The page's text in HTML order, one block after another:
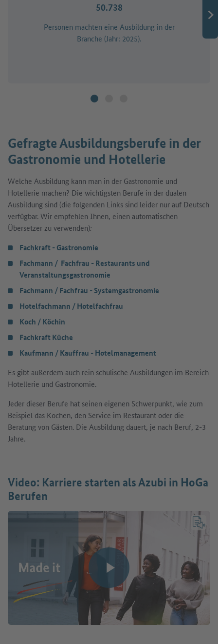
50.738
Personen machten eine Ausbildung in der
Branche (Jahr: 2025).
Gefragte Ausbildungsberufe in der
Gastronomie und Hotellerie
Welche Ausbildung kann man in der Gastronomie und
Hotellerie machen? Die wichtigsten Berufe in der dualen
Ausbildung sind (die folgenden Links sind leider nur auf Deutsch
verfügbar. Wir empfehlen Ihnen, einen automatischen
Übersetzer zu verwenden):
Fachkraft - Gastronomie
Fachmann / Fachfrau - Restaurants und
Veranstaltungsgastronomie
Fachmann / Fachfrau - Systemgastronomie
Hotelfachmann / Hotelfachfrau
Koch / Köchin
Fachkraft Küche
Kaufmann / Kauffrau - Hotelmanagement
Es gibt außerdem auch rein schulische Ausbildungen im Bereich
Hotellerie und Gastronomie.
Jeder dieser Berufe hat seinen eigenen Schwerpunkt, wie zum
Beispiel das Kochen, den Service im Restaurant oder die
Beratung von Gästen. Die Ausbildung dauert, je nach Beruf, 2-3
Jahre.
Video abspielen
Video: Karriere starten als Azubi in HoGa
Berufen